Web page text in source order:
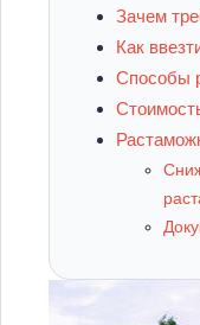
Зачем
Как
Способы